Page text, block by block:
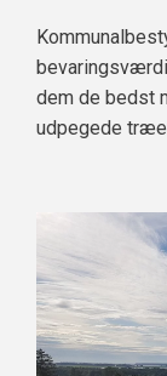
dem de bedst
udpegede